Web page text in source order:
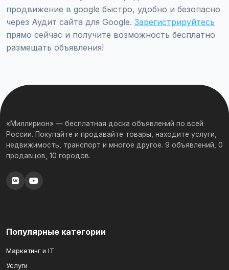
продвижение в google быстро, удобно и безопасно
через Аудит сайта для Google. Зарегистрируйтесь
прямо сейчас и получите возможность бесплатно
размещать объявления!
«Миллирион» — бесплатная доска объявлений по всей
России. Покупайте и продавайте товары, находите услуги,
недвижимость, транспорт и многое другое. 9 объявлений, 0
продавцов, 10 городов.
Популярные категории
Маркетинг и IT
Услуги